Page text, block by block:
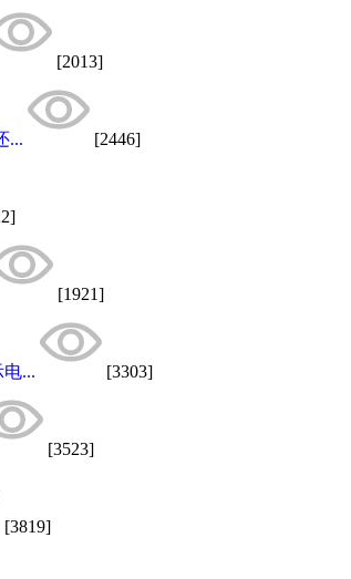
[2013]
... [2446]
[1921]
... [3303]
[3523]
[3819]